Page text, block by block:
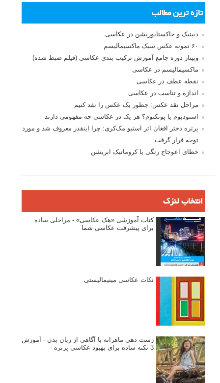
تازه ترین مطالب
دیپتیک و جاکستا‌پوزیشن در عکاسی
۶۰ نمونه عکس سبک ماکسیمالیسم
وبینار دوره جامع آموزش ترکیب بندی عکاسی (فیلم ضبط شده)
ماکسیمالیسم در عکاسی
نقطه عطف در عکاسی
اندازه و تناسب در عکاسی
مراحل نقد عکس: چطور یک عکس را نقد کنیم
استودیوم یا پونکتوم؟ هر یک در عکاسی چه مفهومی دارند
پرتره دختر افغان اثر استیو مک‌کری: چرا اینقدر معروف شد و مورد
توجه قرار گرفت
خطای اعوجاج رنگی یا کروماتیک ابریشن
انتخاب لنزک
کتاب آموزشی «هک عکاسی» - مراحلی ساده
برای پیشرفت عکاسی شما
نکات عکاسی مینیمالیستی
ژست دهی ماهرانه با آگاهی از زبان بدن - آموزش
3 نکته ساده برای بهبود عکاسی پرتره